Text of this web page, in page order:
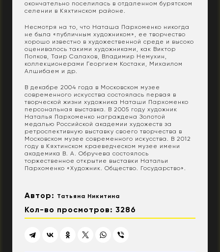
окончательно поселилась в отдаленном бурятском
селении в Кяхтинском районе.
Несмотря на то, что Наташа Пархоменко никогда
не была «публичным художником», ее творчество
хорошо известно в художественной среде и высоко
оценивалось такими художниками, как Виктор
Попков, Таир Салахов, Владимир Немухин,
коллекционерами Георгием Костаки, Михаилом
Алшибаем и др.
В декабре 2004 года в Московском музее
современного искусства состоялась первая в
творческой жизни художника Наташи Пархоменко
персональная выставка. В 2005 году художник
Наталья Пархоменко награждена Золотой
медалью Российской академии художеств за
ретроспективную выставку своего творчества в
Московском музее современного искусства. В 2012
году в Кяхтинском краеведческом музее имени
академика В. А. Обручева состоялось
торжественное открытие выставки Натальи
Пархоменко «Художник. Общество. Государство».
Автор: Татьяна Никитина
Кол-во просмотров: 3286